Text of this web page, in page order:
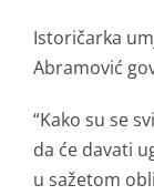
Istoričarka
Abramović
“Kako su se
da će davati
u sažetom